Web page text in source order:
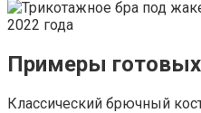
Примеры
Классический брючный